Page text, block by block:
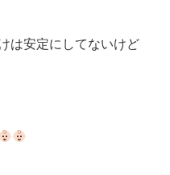
は安定にしてないけど